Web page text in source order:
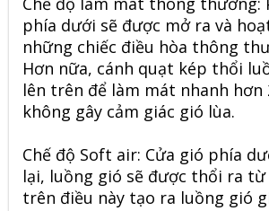
phía dưới sẽ được mở ra và
những chiếc điều hòa thông
Hơn nữa, cánh quạt kép thổi
lên trên để làm mát nhanh hơn
không gây cảm giác gió lùa.
Chế độ Soft air: Cửa gió phía
lại, luồng gió sẽ được thổi ra
trên điều này tạo ra luồng gió